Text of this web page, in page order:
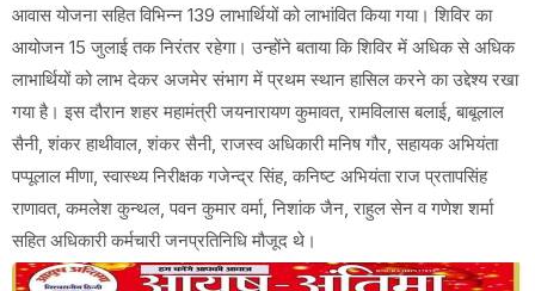
आवास योजना सहित विभिन्न 139 लाभार्थियों को लाभांवित किया गया। शिविर का
आयोजन 15 जुलाई तक निरंतर रहेगा। उन्होंने बताया कि शिविर में अधिक से अधिक
लाभार्थियों को लाभ देकर अजमेर संभाग में प्रथम स्थान हासिल करने का उद्देश्य रखा
गया है। इस दौरान शहर महामंत्री जयनारायण कुमावत, रामविलास बलाई, बाबूलाल
सैनी, शंकर हाथीवाल, शंकर सैनी, राजस्व अधिकारी मनिष गौर, सहायक अभियंता
पप्पूलाल मीणा, स्वास्थ्य निरीक्षक गजेन्द्र सिंह, कनिष्ट अभियंता राज प्रतापसिंह
राणावत, कमलेश कुन्थल, पवन कुमार वर्मा, निशांक जैन, राहुल सेन व गणेश शर्मा
सहित अधिकारी कर्मचारी जनप्रतिनिधि मौजूद थे।